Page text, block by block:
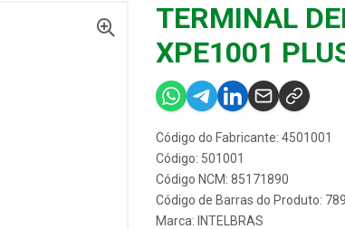
TERMINAL
XPE1001
Código do Fabricante: 4501001
Código: 501001
Código NCM: 85171890
Código de Barras do Produto:
Marca: INTELBRAS